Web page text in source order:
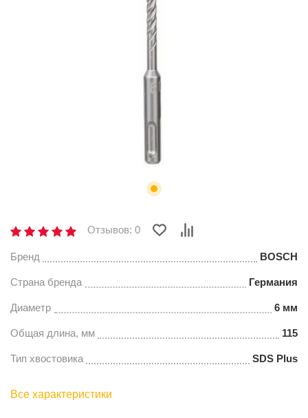
Отзывов: 0
Бренд BOSCH
Страна бренда Германия
Диаметр 6 мм
Общая длина, мм 115
Тип хвостовика SDS Plus
Все характеристики